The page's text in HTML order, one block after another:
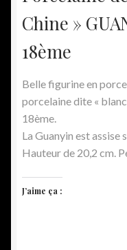
Chine »
18ème
Belle figurine en
porcelaine dite «
18ème.
La Guanyin est assise
Hauteur de 20,2 cm.
J’aime ça :